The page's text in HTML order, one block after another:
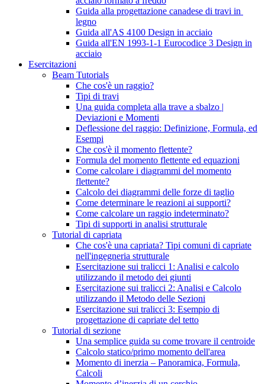
Guida alla progettazione canadese di travi in ​​
legno
Guida all'AS 4100 Design in acciaio
Guida all'EN 1993-1-1 Eurocodice 3 Design in
acciaio
Esercitazioni
Beam Tutorials
Che cos'è un raggio?
Tipi di travi
Una guida completa alla trave a sbalzo |
Deviazioni e Momenti
Deflessione del raggio: Definizione, Formula, ed
Esempi
Che cos'è il momento flettente?
Formula del momento flettente ed equazioni
Come calcolare i diagrammi del momento
flettente?
Calcolo dei diagrammi delle forze di taglio
Come determinare le reazioni ai supporti?
Come calcolare un raggio indeterminato?
Tipi di supporti in analisi strutturale
Tutorial di capriata
Che cos'è una capriata? Tipi comuni di capriate
nell'ingegneria strutturale
Esercitazione sui tralicci 1: Analisi e calcolo
utilizzando il metodo dei giunti
Esercitazione sui tralicci 2: Analisi e Calcolo
utilizzando il Metodo delle Sezioni
Esercitazione sui tralicci 3: Esempio di
progettazione di capriate del tetto
Tutorial di sezione
Una semplice guida su come trovare il centroide
Calcolo statico/primo momento dell'area
Momento di inerzia – Panoramica, Formula,
Calcoli